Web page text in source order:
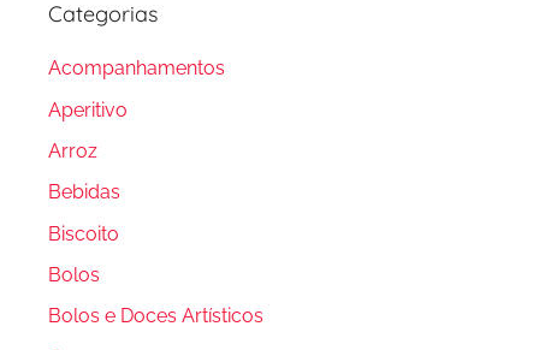
Categorias
Acompanhamentos
Aperitivo
Arroz
Bebidas
Biscoito
Bolos
Bolos e Doces Artísticos